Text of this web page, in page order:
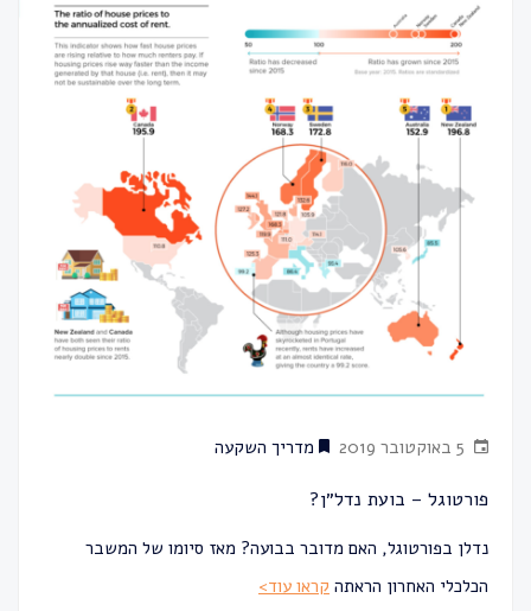
מדריך השקעה
פורטוגל – בועת נדל״ן?
נדלן בפורטוגל, האם מדובר בבועה? מאז סיומו של המשבר
הכלכלי האחרון הראתה קראו עוד>